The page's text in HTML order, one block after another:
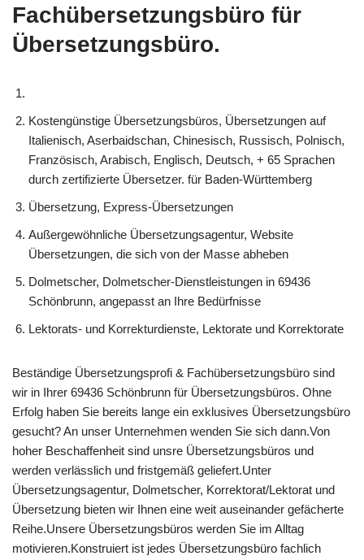
Fachübersetzungsbüro für
Übersetzungsbüro.
Kostengünstige Übersetzungsbüros, Übersetzungen auf
Italienisch, Aserbaidschan, Chinesisch, Russisch, Polnisch,
Französisch, Arabisch, Englisch, Deutsch, + 65 Sprachen
durch zertifizierte Übersetzer. für Baden-Württemberg
Übersetzung, Express-Übersetzungen
Außergewöhnliche Übersetzungsagentur, Website
Übersetzungen, die sich von der Masse abheben
Dolmetscher, Dolmetscher-Dienstleistungen in 69436
Schönbrunn, angepasst an Ihre Bedürfnisse
Lektorats- und Korrekturdienste, Lektorate und Korrektorate
Beständige Übersetzungsprofi & Fachübersetzungsbüro sind
wir in Ihrer 69436 Schönbrunn für Übersetzungsbüros. Ohne
Erfolg haben Sie bereits lange ein exklusives Übersetzungsbüro
gesucht? An unser Unternehmen wenden Sie sich dann.Von
hoher Beschaffenheit sind unsre Übersetzungsbüros und
werden verlässlich und fristgemäß geliefert.Unter
Übersetzungsagentur, Dolmetscher, Korrektorat/Lektorat und
Übersetzung bieten wir Ihnen eine weit auseinander gefächerte
Reihe.Unsere Übersetzungsbüros werden Sie im Alltag
motivieren.Konstruiert ist jedes Übersetzungsbüro fachlich